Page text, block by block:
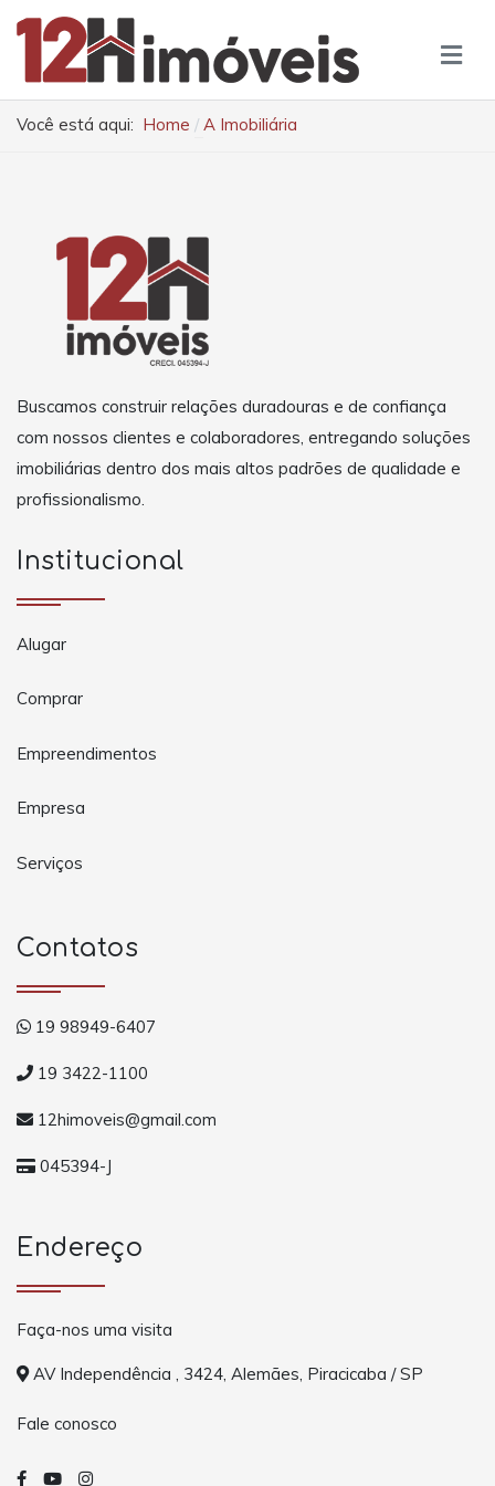
Você está aqui: Home A Imobiliária
Buscamos construir relações duradouras e de confiança
com nossos clientes e colaboradores, entregando soluções
imobiliárias dentro dos mais altos padrões de qualidade e
profissionalismo.
Institucional
Alugar
Comprar
Empreendimentos
Empresa
Serviços
Contatos
19 98949-6407
19 3422-1100
12himoveis@gmail.com
045394-J
Endereço
Faça-nos uma visita
AV Independência , 3424, Alemães, Piracicaba / SP
Fale conosco